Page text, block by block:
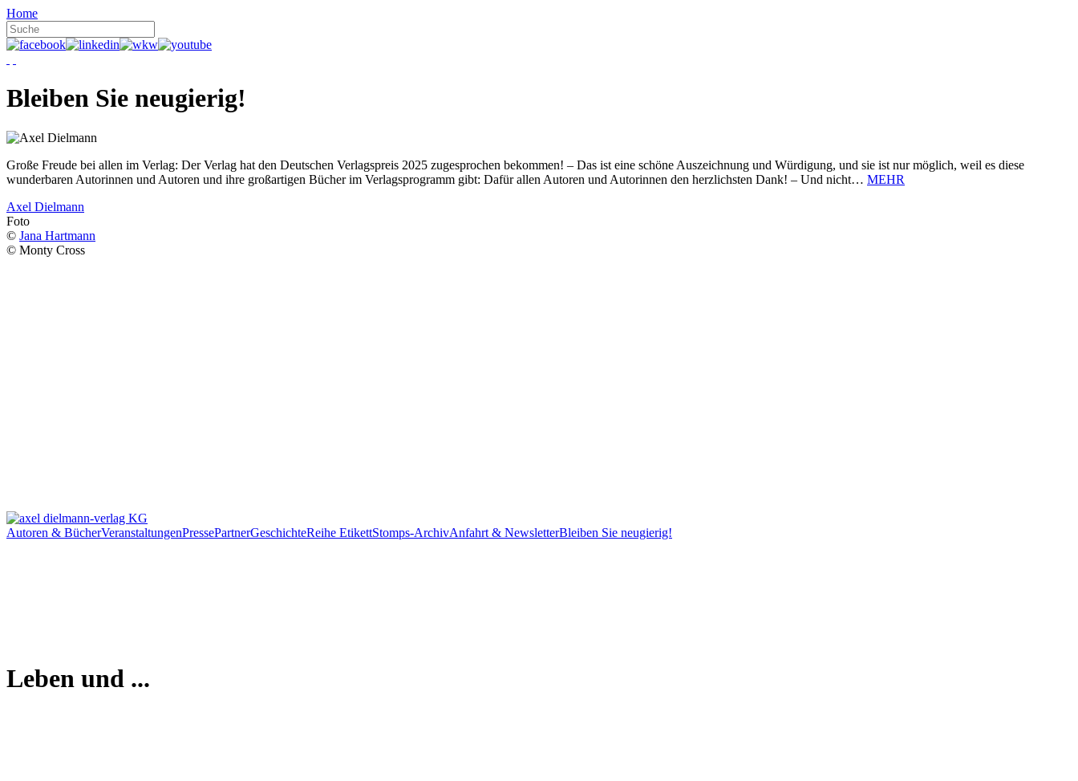
Home
Bleiben Sie neugierig!
Große Freude bei allen im Verlag: Der Verlag hat den Deutschen Verlagspreis 2025 zugesprochen bekommen! – Das ist eine schöne Auszeichnung und Würdigung, und sie ist nur möglich, weil es diese
wunderbaren Autorinnen und Autoren und ihre großartigen Bücher im Verlagsprogramm gibt: Dafür allen Autoren und Autorinnen den herzlichsten Dank! – Und nicht… MEHR
Axel Dielmann
Foto
© Jana Hartmann
© Monty Cross
Autoren & BücherVeranstaltungenPressePartnerGeschichteReihe EtikettStomps-ArchivAnfahrt & NewsletterBleiben Sie neugierig!
Leben und ...